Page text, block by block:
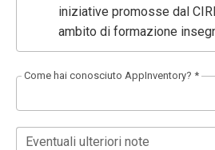
iniziative promosse dal
ambito di formazione
Come hai conosciuto AppInventory? *
Eventuali ulteriori note